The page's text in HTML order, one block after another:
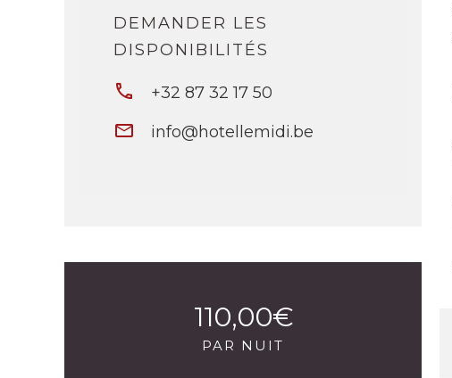
DEMANDER LES
DISPONIBILITÉS
+32 87 32 17 50
info@hotellemidi.be
110,00€
PAR NUIT